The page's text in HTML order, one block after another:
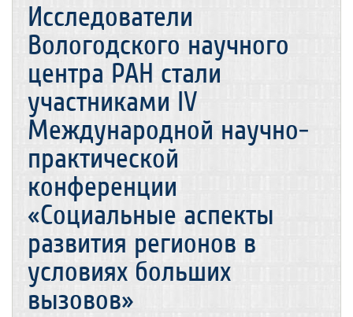
Исследователи
Вологодского научного
центра РАН стали
участниками IV
Международной научно-
практической
конференции
«Социальные аспекты
развития регионов в
условиях больших
вызовов»